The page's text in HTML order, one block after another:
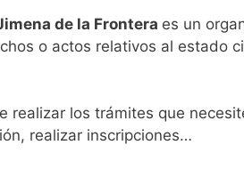
de la Frontera es un
o actos relativos al estado
realizar los trámites que
realizar inscripciones…